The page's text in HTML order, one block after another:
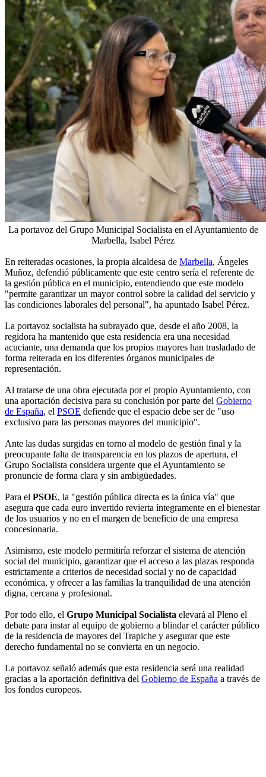
La portavoz del Grupo Municipal Socialista en el Ayuntamiento de
Marbella, Isabel Pérez
En reiteradas ocasiones, la propia alcaldesa de Marbella, Ángeles
Muñoz, defendió públicamente que este centro sería el referente de
la gestión pública en el municipio, entendiendo que este modelo
"permite garantizar un mayor control sobre la calidad del servicio y
las condiciones laborales del personal", ha apuntado Isabel Pérez.
La portavoz socialista ha subrayado que, desde el año 2008, la
regidora ha mantenido que esta residencia era una necesidad
acuciante, una demanda que los propios mayores han trasladado de
forma reiterada en los diferentes órganos municipales de
representación.
Al tratarse de una obra ejecutada por el propio Ayuntamiento, con
una aportación decisiva para su conclusión por parte del Gobierno
de España, el PSOE defiende que el espacio debe ser de "uso
exclusivo para las personas mayores del municipio".
Ante las dudas surgidas en torno al modelo de gestión final y la
preocupante falta de transparencia en los plazos de apertura, el
Grupo Socialista considera urgente que el Ayuntamiento se
pronuncie de forma clara y sin ambigüedades.
Para el PSOE, la "gestión pública directa es la única vía" que
asegura que cada euro invertido revierta íntegramente en el bienestar
de los usuarios y no en el margen de beneficio de una empresa
concesionaria.
Asimismo, este modelo permitiría reforzar el sistema de atención
social del municipio, garantizar que el acceso a las plazas responda
estrictamente a criterios de necesidad social y no de capacidad
económica, y ofrecer a las familias la tranquilidad de una atención
digna, cercana y profesional.
Por todo ello, el Grupo Municipal Socialista elevará al Pleno el
debate para instar al equipo de gobierno a blindar el carácter público
de la residencia de mayores del Trapiche y asegurar que este
derecho fundamental no se convierta en un negocio.
La portavoz señaló además que esta residencia será una realidad
gracias a la aportación definitiva del Gobierno de España a través de
los fondos europeos.